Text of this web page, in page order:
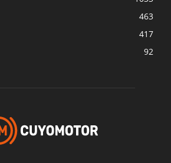
463
417
92